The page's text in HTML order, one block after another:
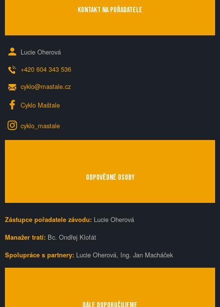
KONTAKT NA POŘADATELE
Lucie Oherová
+420 604 343 536
cyklo@mastale.cz
Cyklo Maštale
cyklo_mastale
ODPOVĚDNÉ OSOBY
Zástupce pořadatele závodu: Lucie Oherová
Manažer tratí: Bc. Ondřej Klofát
Spolupráce s partnery: Lucie Oherová, Ing. Jan Macháček
DÁLE DOPORUČUJEME